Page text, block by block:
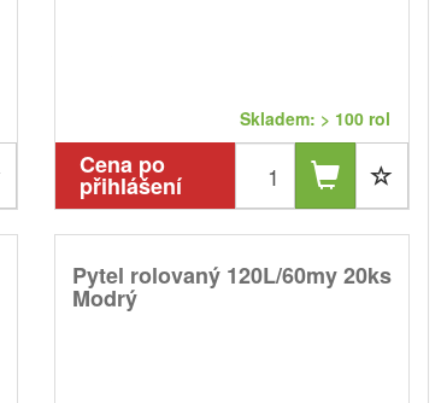
Skladem: > 100 rol
Cena po
přihlášení
Pytel rolovaný 120L/60my 20ks
Modrý